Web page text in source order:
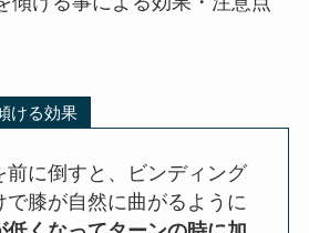
ける効果
前に倒すと、ビンディング
で膝が自然に曲がるように